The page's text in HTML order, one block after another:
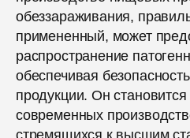
обеззараживания,
примененный, может
распространение
обеспечивая
продукции. Он
современных